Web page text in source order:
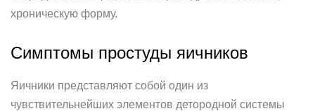
хроническую форму.
Симптомы простуды яичников
Яичники представляют собой один из
чувствительнейших элементов детородной системы